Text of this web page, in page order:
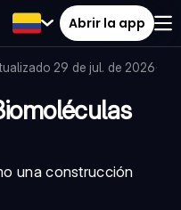
Abrir la app
29 de jul. de 2026·
una construcción